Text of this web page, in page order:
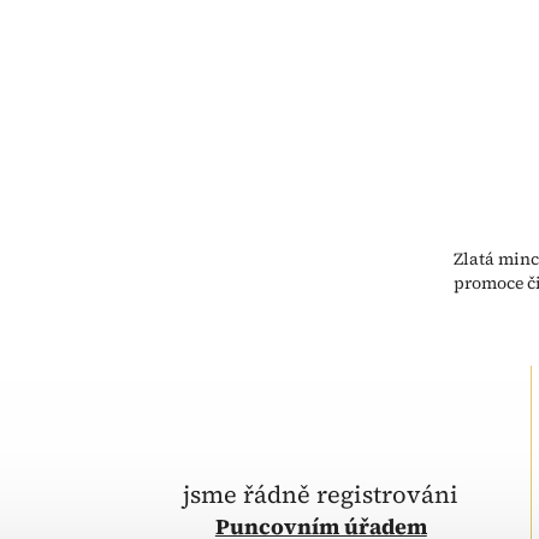
Zlatá
promoce
jsme řádně registrováni
Puncovním úřadem